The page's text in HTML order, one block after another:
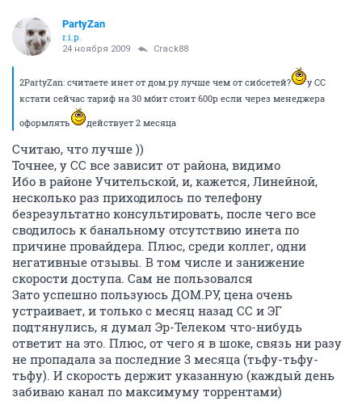
PartyZan
r.i.p.
24 ноября 2009 Crack88
2PartyZan: считаете инет от дом.ру лучше чем от сибсетей?
у СС
кстати сейчас тариф на 30 мбит стоит 600р если через менеджера
оформлять
действует 2 месяца
Считаю, что лучше ))
Точнее, у СС все зависит от района, видимо
Ибо в районе Учительской, и, кажется, Линейной,
несколько раз приходилось по телефону
безрезультатно консультировать, после чего все
сводилось к банальному отсутствию инета по
причине провайдера. Плюс, среди коллег, одни
негативные отзывы. В том числе и занижение
скорости доступа. Сам не пользовался
Зато успешно пользуюсь ДОМ.РУ, цена очень
устраивает, и только с месяц назад СС и ЭГ
подтянулись, я думал Эр-Телеком что-нибудь
ответит на это. Плюс, от чего я в шоке, связь ни разу
не пропадала за последние 3 месяца (тьфу-тьфу-
тьфу). И скорость держит указанную (каждый день
забиваю канал по максимуму торрентами)